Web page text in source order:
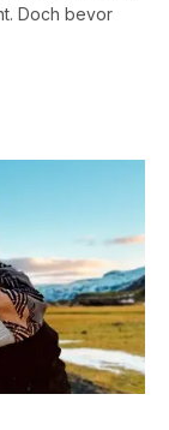
Doch bevor